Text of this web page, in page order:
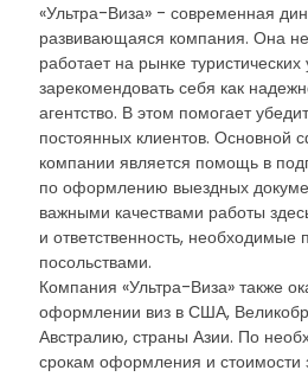
«Ультра-Виза» - современная
развивающаяся компания. Она
работает на рынке туристических
зарекомендовать себя как
агентство. В этом помогает
постоянных клиентов. Основной
компании является помощь в
по оформлению выездных
важными качествами работы
и ответственность, необходимые
посольствами.
Компания «Ультра-Виза» также
оформлении виз в США,
Австралию, страны Азии. По
срокам оформления и стоимости